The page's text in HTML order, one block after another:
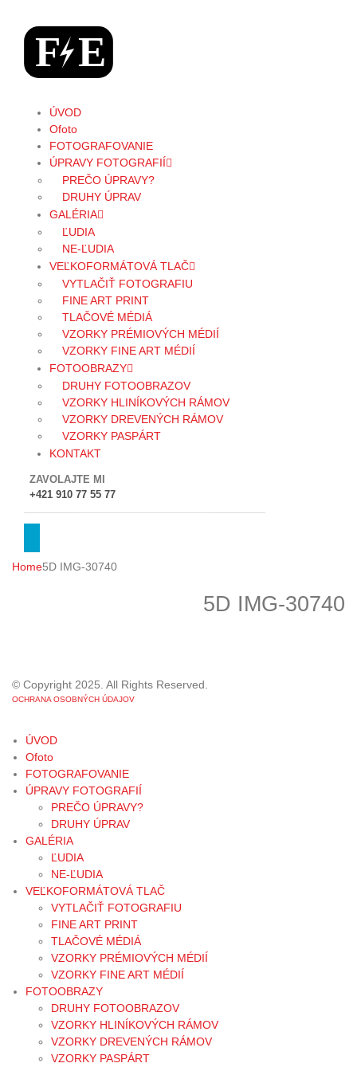
ÚVOD
Ofoto
FOTOGRAFOVANIE
ÚPRAVY FOTOGRAFIÍ
PREČO ÚPRAVY?
DRUHY ÚPRAV
GALÉRIA
ĽUDIA
NE-ĽUDIA
VEĽKOFORMÁTOVÁ TLAČ
VYTLAČIŤ FOTOGRAFIU
FINE ART PRINT
TLAČOVÉ MÉDIÁ
VZORKY PRÉMIOVÝCH MÉDIÍ
VZORKY FINE ART MÉDIÍ
FOTOOBRAZY
DRUHY FOTOOBRAZOV
VZORKY HLINÍKOVÝCH RÁMOV
VZORKY DREVENÝCH RÁMOV
VZORKY PASPÁRT
KONTAKT
ZAVOLAJTE MI
+421 910 77 55 77
Home5D IMG-30740
5D IMG-30740
© Copyright 2025. All Rights Reserved.
OCHRANA OSOBNÝCH ÚDAJOV
ÚVOD
Ofoto
FOTOGRAFOVANIE
ÚPRAVY FOTOGRAFIÍ
PREČO ÚPRAVY?
DRUHY ÚPRAV
GALÉRIA
ĽUDIA
NE-ĽUDIA
VEĽKOFORMÁTOVÁ TLAČ
VYTLAČIŤ FOTOGRAFIU
FINE ART PRINT
TLAČOVÉ MÉDIÁ
VZORKY PRÉMIOVÝCH MÉDIÍ
VZORKY FINE ART MÉDIÍ
FOTOOBRAZY
DRUHY FOTOOBRAZOV
VZORKY HLINÍKOVÝCH RÁMOV
VZORKY DREVENÝCH RÁMOV
VZORKY PASPÁRT